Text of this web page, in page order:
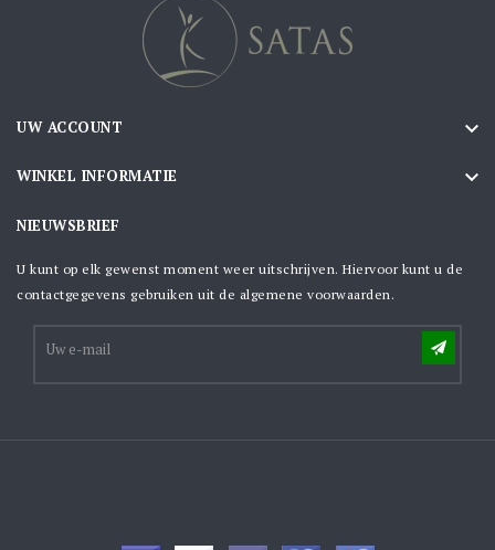
UW ACCOUNT 
WINKEL INFORMATIE 
NIEUWSBRIEF
U kunt op elk gewenst moment weer uitschrijven. Hiervoor kunt u de
contactgegevens gebruiken uit de algemene voorwaarden.